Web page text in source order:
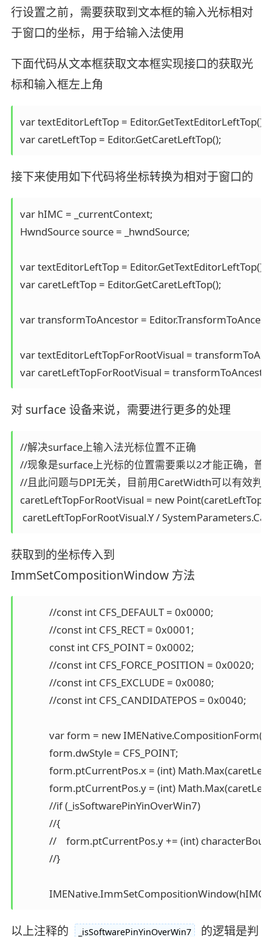
行设置之前，需要获取到文本框的输入光标相对
于窗口的坐标，用于给输入法使用
下面代码从文本框获取文本框实现接口的获取光
标和输入框左上角
var textEditorLeftTop = Editor.GetTextEditorLeftTop();
var caretLeftTop = Editor.GetCaretLeftTop();
接下来使用如下代码将坐标转换为相对于窗口的
var hIMC = _currentContext;
HwndSource source = _hwndSource;
var textEditorLeftTop = Editor.GetTextEditorLeftTop();
var caretLeftTop = Editor.GetCaretLeftTop();
var transformToAncestor =
var textEditorLeftTopForRootVisual =
对 surface 设备来说，需要进行更多的处理
//解决surface上输入法光标位置不正确
//现象是surface上光标的位置需要乘以2才能正确，普
//且此问题与DPI无关，目前用CaretWidth可以有效判
caretLeftTopForRootVisual = new
获取到的坐标传入到
ImmSetCompositionWindow 方法
            //const int CFS_DEFAULT = 0x0000;
            //const int CFS_RECT = 0x0001;
            const int CFS_POINT = 0x0002;
            //const int CFS_FORCE_POSITION = 0x0020;
            //const int CFS_EXCLUDE = 0x0080;
            //const int CFS_CANDIDATEPOS = 0x0040;
            var form = new IMENative.CompositionForm();
            form.dwStyle = CFS_POINT;
form.ptCurrentPos.x = (int)
form.ptCurrentPos.y = (int)
            //if (_isSoftwarePinYinOverWin7)
            //{
//    form.ptCurrentPos.y += (int)
            //}
以上注释的 _isSoftwarePinYinOverWin7 的逻辑是判